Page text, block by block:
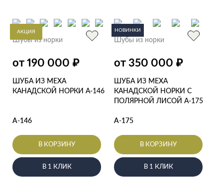
АКЦИЯ
Шубы из норки
от 190 000 ₽
ШУБА ИЗ МЕХА
КАНАДСКОЙ НОРКИ А-146
А-146
В КОРЗИНУ
В 1 КЛИК
НОВИНКИ
Шубы из норки
от 350 000 ₽
ШУБА ИЗ МЕХА
КАНАДСКОЙ НОРКИ С
ПОЛЯРНОЙ ЛИСОЙ А-175
А-175
В КОРЗИНУ
В 1 КЛИК